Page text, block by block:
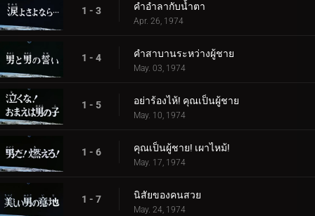
1 - 3 คำอำลากับน้ำตา
Apr. 26, 1974
1 - 4 คำสาบานระหว่างผู้ชาย
May. 03, 1974
1 - 5 อย่าร้องไห้! คุณเป็นผู้ชาย
May. 10, 1974
1 - 6 คุณเป็นผู้ชาย! เผาไหม้!
May. 17, 1974
1 - 7 นิสัยของคนสวย
May. 24, 1974